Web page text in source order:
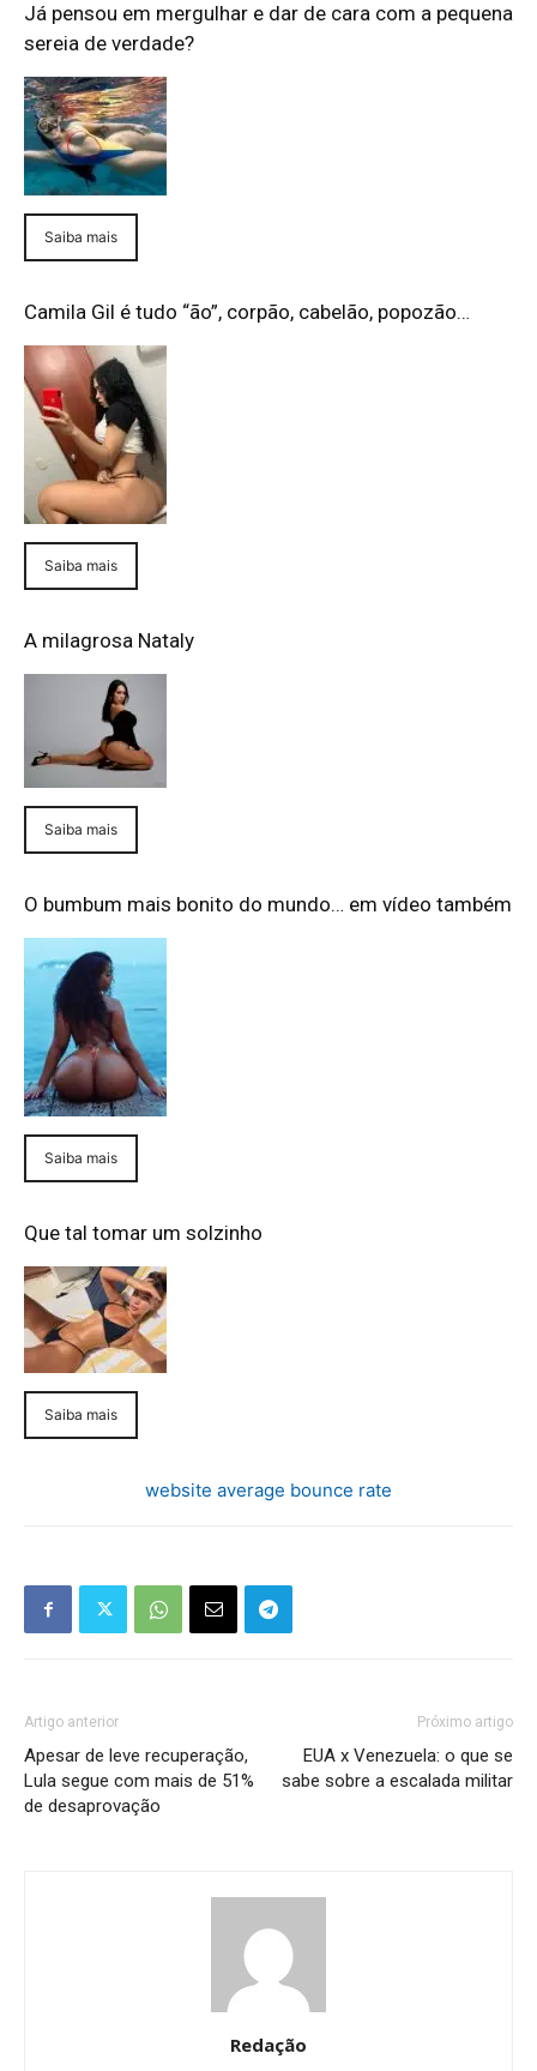
Já pensou em mergulhar e dar de cara com a pequena
sereia de verdade?
Saiba mais
Camila Gil é tudo “ão”, corpão, cabelão, popozão…
Saiba mais
A milagrosa Nataly
Saiba mais
O bumbum mais bonito do mundo… em vídeo também
Saiba mais
Que tal tomar um solzinho
Saiba mais
website average bounce rate
Artigo anterior
Apesar de leve recuperação,
Lula segue com mais de 51%
de desaprovação
Próximo artigo
EUA x Venezuela: o que se
sabe sobre a escalada militar
Redação